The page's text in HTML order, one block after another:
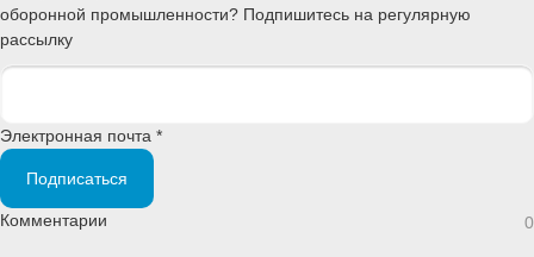
оборонной промышленности? Подпишитесь на регулярную
рассылку
Электронная почта *
Подписаться
Комментарии 0